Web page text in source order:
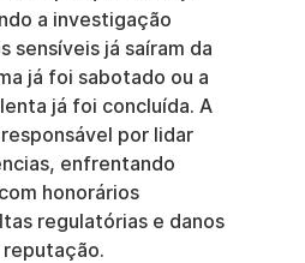
a investigação
sensíveis já saíram da
já foi sabotado ou a
já foi concluída. A
por lidar
enfrentando
honorários
regulatórias e danos
reputação.